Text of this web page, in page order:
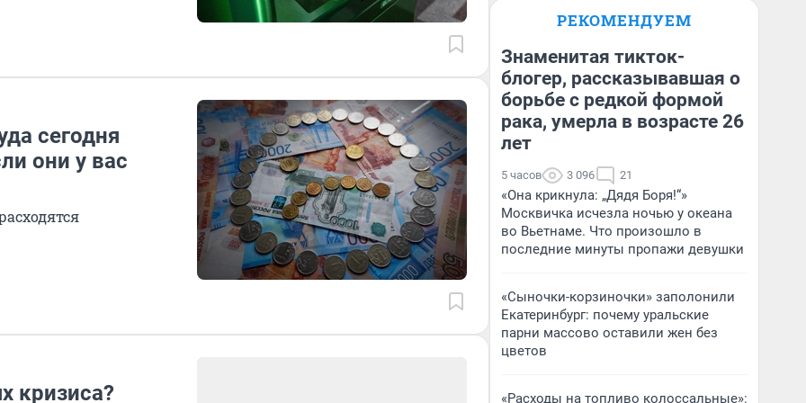
сегодня
они у вас
кризиса?
РЕКОМЕНДУЕМ
Знаменитая тикток-
блогер, рассказывавшая о
борьбе с редкой формой
рака, умерла в возрасте 26
лет
5 часов 3 096 21
«Она крикнула: „Дядя Боря!“»
Москвичка исчезла ночью у океана
во Вьетнаме. Что произошло в
последние минуты пропажи девушки
«Сыночки-корзиночки» заполонили
Екатеринбург: почему уральские
парни массово оставили жен без
цветов
«Расходы на топливо колоссальные»: